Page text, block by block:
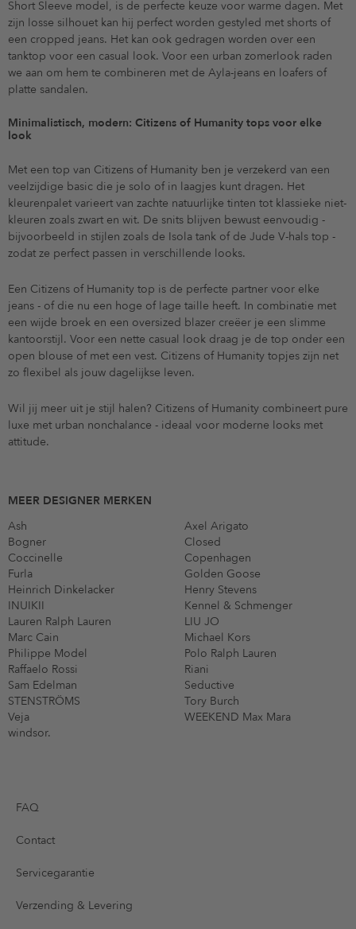
Short Sleeve model, is de perfecte keuze voor warme dagen. Met
zijn losse silhouet kan hij perfect worden gestyled met shorts of
een cropped jeans. Het kan ook gedragen worden over een
tanktop voor een casual look. Voor een urban zomerlook raden
we aan om hem te combineren met de Ayla-jeans en loafers of
platte sandalen.
Minimalistisch, modern: Citizens of Humanity tops voor elke
look
Met een top van Citizens of Humanity ben je verzekerd van een
veelzijdige basic die je solo of in laagjes kunt dragen. Het
kleurenpalet varieert van zachte natuurlijke tinten tot klassieke niet-
kleuren zoals zwart en wit. De snits blijven bewust eenvoudig -
bijvoorbeeld in stijlen zoals de Isola tank of de Jude V-hals top -
zodat ze perfect passen in verschillende looks.
Een Citizens of Humanity top is de perfecte partner voor elke
jeans - of die nu een hoge of lage taille heeft. In combinatie met
een wijde broek en een oversized blazer creëer je een slimme
kantoorstijl. Voor een nette casual look draag je de top onder een
open blouse of met een vest. Citizens of Humanity topjes zijn net
zo flexibel als jouw dagelijkse leven.
Wil jij meer uit je stijl halen? Citizens of Humanity combineert pure
luxe met urban nonchalance - ideaal voor moderne looks met
attitude.
MEER DESIGNER MERKEN
Ash
Axel Arigato
Bogner
Closed
Coccinelle
Copenhagen
Furla
Golden Goose
Heinrich Dinkelacker
Henry Stevens
INUIKII
Kennel & Schmenger
Lauren Ralph Lauren
LIU JO
Marc Cain
Michael Kors
Philippe Model
Polo Ralph Lauren
Raffaelo Rossi
Riani
Sam Edelman
Seductive
STENSTRÖMS
Tory Burch
Veja
WEEKEND Max Mara
windsor.
FAQ
Contact
Servicegarantie
Verzending & Levering